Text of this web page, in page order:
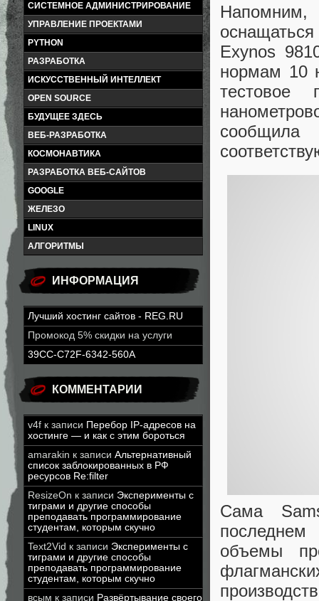
СИСТЕМНОЕ АДМИНИСТРИРОВАНИЕ
УПРАВЛЕНИЕ ПРОЕКТАМИ
PYTHON
РАЗРАБОТКА
ИСКУССТВЕННЫЙ ИНТЕЛЛЕКТ
OPEN SOURCE
БУДУЩЕЕ ЗДЕСЬ
ВЕБ-РАЗРАБОТКА
КОСМОНАВТИКА
РАЗРАБОТКА ВЕБ-САЙТОВ
GOOGLE
ЖЕЛЕЗО
LINUX
АЛГОРИТМЫ
ИНФОРМАЦИЯ
Лучший хостинг сайтов - REG.RU
Промокод 5% скидки на услуги
39CC-C72F-6342-560A
КОММЕНТАРИИ
v4f к записи Перебор IP-адресов на
хостинге — и как с этим бороться
amarakin к записи Альтернативный
список заблокированных в РФ
ресурсов Re:filter
ResizeOn к записи Эксперименты с
тиграми и другие способы
преподавать программирование
студентам, которым скучно
Text2Vid к записи Эксперименты с
тиграми и другие способы
преподавать программирование
студентам, которым скучно
всым к записи Развёртывание своего
Exynos
нормам 10
тестовое
сообщила
Сама
последнем
объемы